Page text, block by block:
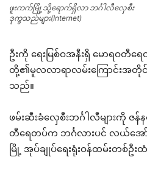
ဖူးကက်မြို့သို့ရောက်ရှိလာ ဘင်္ဂါလီလှေစီး
ဒုက္ခသည်များ(Internet)
ဦးကို ရေးမြစ်ဝအနီးရှိ မောရဝတီရ
တို့၏မူလလာရာလမ်းကြောင်းအ
သည်။
ဖမ်းဆီးခံလှေစီးဘင်္ဂါလီများကို ဇ
တီရေတပ်က ဘင်္ဂလားပင် လယ်
မြို့ အုပ်ချုပ်ရေးရုံးဝန်ထမ်းတစ်ဦ